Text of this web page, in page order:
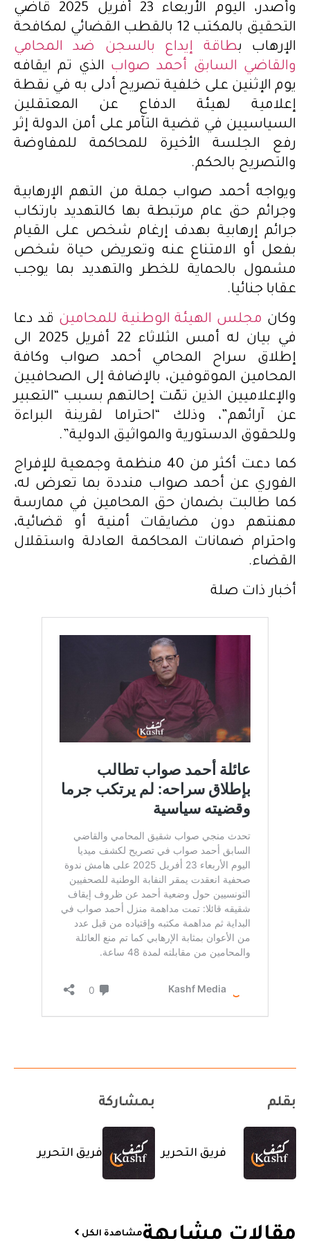
وأصدر، اليوم الأربعاء 23 أفريل 2025 قاضي
التحقيق بالمكتب 12 بالقطب القضائي لمكافحة
الإرهاب بطاقة إيداع بالسجن ضد المحامي
والقاضي السابق أحمد صواب الذي تم ايقافه
يوم الإثنين على خلفية تصريح أدلى به في نقطة
إعلامية لهيئة الدفاع عن المعتقلين
السياسيين في قضية التآمر على أمن الدولة إثر
رفع الجلسة الأخيرة للمحاكمة للمفاوضة
والتصريح بالحكم.
ويواجه أحمد صواب جملة من التهم الإرهابية
وجرائم حق عام مرتبطة بها كالتهديد بارتكاب
جرائم إرهابية بهدف إرغام شخص على القيام
بفعل أو الامتناع عنه وتعريض حياة شخص
مشمول بالحماية للخطر والتهديد بما يوجب
عقابا جنائيا.
وكان مجلس الهيئة الوطنية للمحامين قد دعا
في بيان له أمس الثلاثاء 22 أفريل 2025 الى
إطلاق سراح المحامي أحمد صواب وكافة
المحامين الموقوفين، بالإضافة إلى الصحافيين
والإعلاميين الذين تمّت إحالتهم بسبب “التعبير
عن آرائهم”، وذلك “احتراما لقرينة البراءة
وللحقوق الدستورية والمواثيق الدولية”.
كما دعت أكثر من 40 منظمة وجمعية للإفراج
الفوري عن أحمد صواب منددة بما تعرض له،
كما طالبت بضمان حق المحامين في ممارسة
مهنتهم دون مضايقات أمنية أو قضائية،
واحترام ضمانات المحاكمة العادلة واستقلال
القضاء.
أخبار ذات صلة
بقلم
فريق التحرير
بمشاركة
فريق التحرير
مقالات مشابهة​مشاهدة الكل